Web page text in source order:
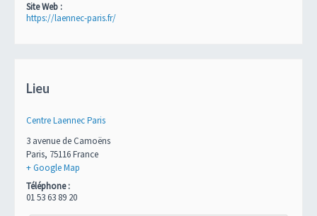
Site Web :
https://laennec-paris.fr/
Lieu
Centre Laennec Paris
3 avenue de Camoëns
Paris, 75116France
+ Google Map
Téléphone :
01 53 63 89 20